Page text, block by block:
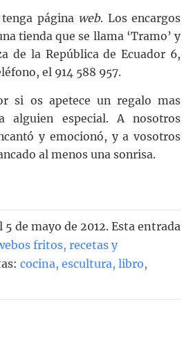
página web. Los encargos
tienda que se llama ‘Tramo’ y
de la República de Ecuador 6,
el 914 588 957.
si os apetece un regalo mas
alguien especial. A nosotros
y emocionó, y a vosotros
al menos una sonrisa.
5 de mayo de 2012. Esta entrada
fritos, recetas y
cocina, escultura, libro,